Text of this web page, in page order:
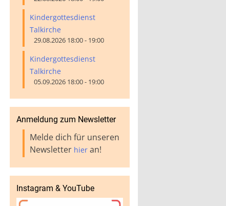
Kindergottesdienst
Talkirche
29.08.2026 18:00 - 19:00
Kindergottesdienst
Talkirche
05.09.2026 18:00 - 19:00
Anmeldung zum Newsletter
Melde dich für unseren
Newsletter hieran!
Instagram & YouTube